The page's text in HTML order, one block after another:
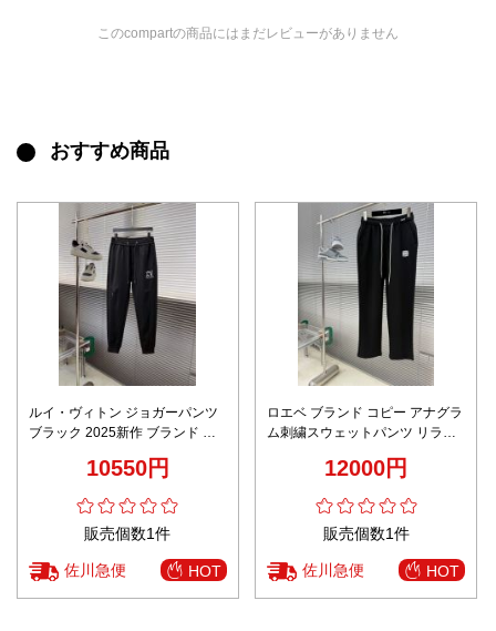
このcompartの商品にはまだレビューがありません
おすすめ商品
ルイ・ヴィトン ジョガーパンツ
ブラック 2025新作 ブランド コ
群 快適な着心地 高評価モデル
10550円
販売個数1件
佐川急便 HOT
ロエベ ブランド コピー アナグラ
ム刺繍スウェットパンツ リラッ
12000円
販売個数1件
佐川急便 HOT